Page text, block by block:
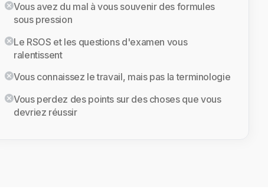
Vous avez du mal à vous souvenir des formules
sous pression
Le RSOS et les questions d'examen vous
ralentissent
Vous connaissez le travail, mais pas la terminologie
Vous perdez des points sur des choses que vous
devriez réussir